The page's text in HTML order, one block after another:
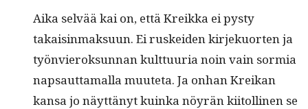
Aika selvää kai on, että Kreik­ka ei pysty
takaisin­mak­su­un. Ei ruskei­den kir­jekuorten ja
työn­vieroksun­nan kult­tuuria noin vain sormia
nap­saut­ta­mal­la muute­ta. Ja onhan Kreikan
kansa jo näyt­tänyt kuin­ka nöyrän kiitolli­nen se